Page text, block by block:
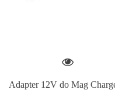
Adapter 12V do Mag